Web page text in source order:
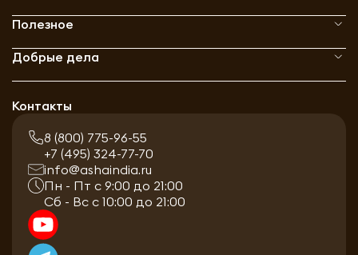
Полезное
Добрые дела
Контакты
8 (800) 775-96-55
+7 (495) 324-77-70
info@ashaindia.ru
Пн - Пт с 9:00 до 21:00
Сб - Вс с 10:00 до 21:00